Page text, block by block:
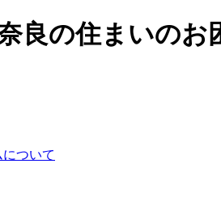
良の住まいの
ついて